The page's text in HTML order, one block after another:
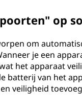
op
om
je een
het apparaat
batterij van het
veiligheid